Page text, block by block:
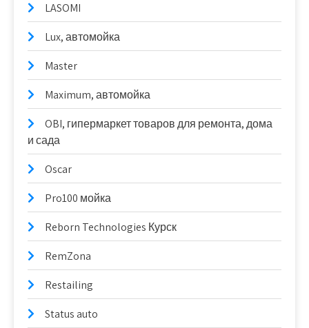
LASOMI
Lux, автомойка
Master
Maximum, автомойка
OBI, гипермаркет товаров для ремонта, дома
и сада
Oscar
Pro100 мойка
Reborn Technologies Курск
RemZona
Restailing
Status auto